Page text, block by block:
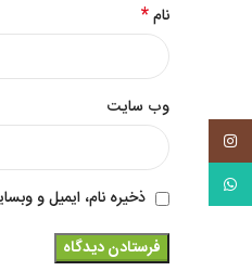
نام*
وب‌ سایت
ذخیره نام، ایمیل و
Instagram
WhatsApp